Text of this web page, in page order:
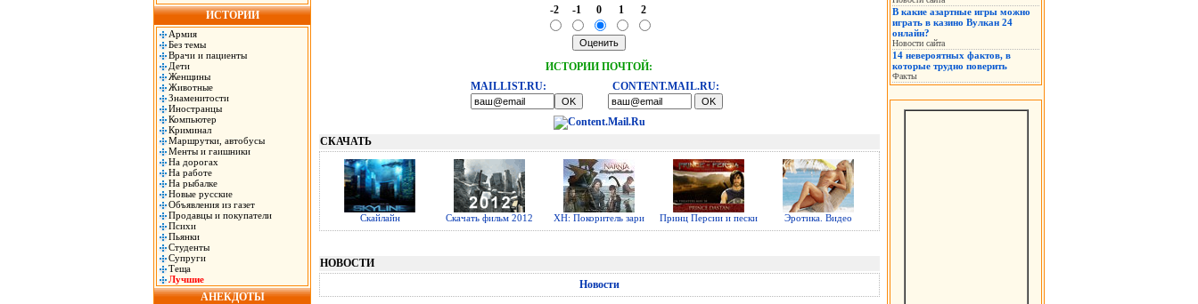
ИСТОРИИ
Армия
Без темы
Врачи и пациенты
Дети
Женщины
Животные
Знаменитости
Иностранцы
Компьютер
Криминал
Маршрутки, автобусы
Менты и гаишники
На дорогах
На работе
На рыбалке
Новые русские
Объявления из газет
Продавцы и покупатели
Психи
Пьянки
Студенты
Супруги
Теща
Лучшие
АНЕКДОТЫ
-2
-1 0 1 2
ИСТОРИИ ПОЧТОЙ:
MAILLIST.RU:
CONTENT.MAIL.RU:
СКАЧАТЬ
Скайлайн Скачать фильм 2012 ХН: Покоритель зари Принц Персии и пески Эротика. Видео
НОВОСТИ
Новости
В какие азартные игры можно
играть в казино Вулкан 24
онлайн?
Новости сайта
14 невероятных фактов, в
которые трудно поверить
Факты